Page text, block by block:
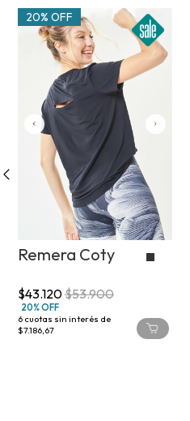
20% OFF
Remera Coty
$43.120$53.900
20% OFF
6 cuotas sin interés de
$7.186,67